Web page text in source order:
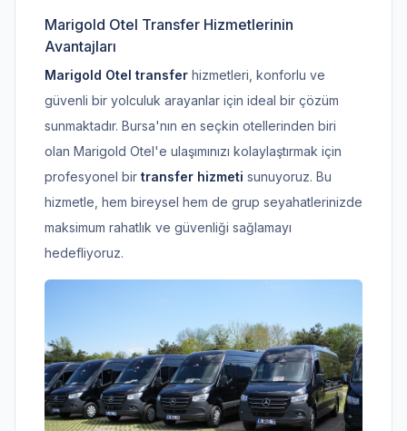
Marigold Otel Transfer Hizmetlerinin
Avantajları
Marigold Otel transfer hizmetleri, konforlu ve
güvenli bir yolculuk arayanlar için ideal bir çözüm
sunmaktadır. Bursa'nın en seçkin otellerinden biri
olan Marigold Otel'e ulaşımınızı kolaylaştırmak için
profesyonel bir transfer hizmeti sunuyoruz. Bu
hizmetle, hem bireysel hem de grup seyahatlerinizde
maksimum rahatlık ve güvenliği sağlamayı
hedefliyoruz.